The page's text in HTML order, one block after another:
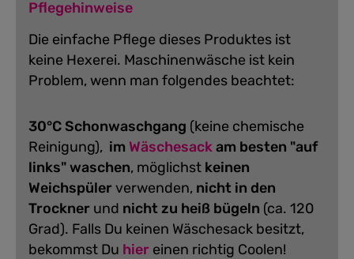
Pflegehinweise
Die einfache Pflege dieses Produktes ist
keine Hexerei. Maschinenwäsche ist kein
Problem, wenn man folgendes beachtet:
30°C Schonwaschgang (keine chemische
Reinigung), im Wäschesackam besten "auf
links" waschen, möglichst keinen
Weichspülerverwenden, nicht in den
Trockner und nicht zu heiß bügeln (ca. 120
Grad). Falls Du keinen Wäschesack besitzt,
bekommst Du hier einen richtig Coolen!